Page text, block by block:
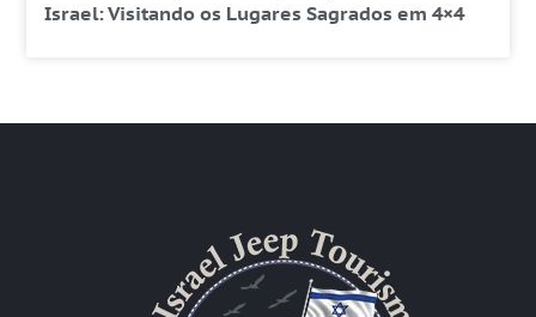
Israel: Visitando os Lugares Sagrados em 4×4